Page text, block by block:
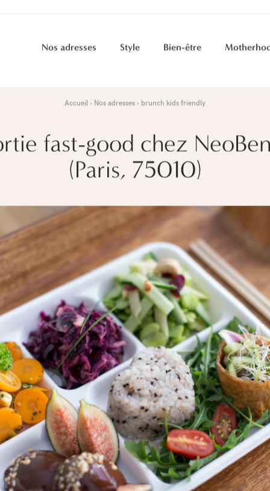
Nos adresses Style Bien-être
Accueil Nos adresses brunch kids friendly
fast-good chez
(Paris, 75010)